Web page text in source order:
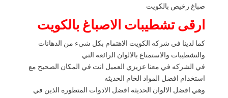
صباغ رخيص بالكويت
ارقى تشطيبات الاصباغ بالكويت
كما لدينا في شركه الكويت الاهتمام بكل شيء من الدهانات
والتشطيبات والاستمتاع بالالوان الرائعه التي
في الشركه في معنا عزيزي العميل انت في المكان الصحيح مع
استخدام افضل المواد الخام الحديثه
وهي افضل الالوان الحديثه افضل الادوات المتطوره الذين في